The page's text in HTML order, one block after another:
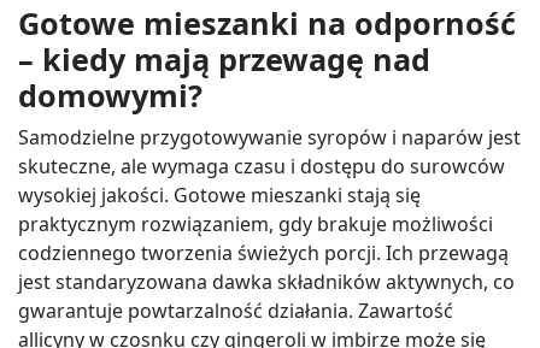
Gotowe mieszanki na odporność
– kiedy mają przewagę nad
domowymi?
Samodzielne przygotowywanie syropów i naparów jest
skuteczne, ale wymaga czasu i dostępu do surowców
wysokiej jakości. Gotowe mieszanki stają się
praktycznym rozwiązaniem, gdy brakuje możliwości
codziennego tworzenia świeżych porcji. Ich przewagą
jest standaryzowana dawka składników aktywnych, co
gwarantuje powtarzalność działania. Zawartość
allicyny w czosnku czy gingeroli w imbirze może się